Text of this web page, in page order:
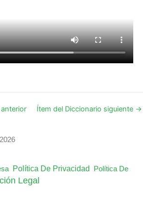
Ítem del Diccionario siguiente →
Política De Privacidad
Política De
Legal